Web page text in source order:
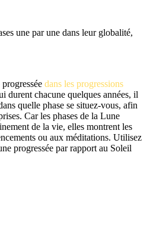
une par une dans leur globalité,
dans les progressions
durent chacune quelques années, il
quelle phase se situez-vous, afin
Car les phases de la Lune
de la vie, elles montrent les
ou aux méditations. Utilisez
progressée par rapport au Soleil